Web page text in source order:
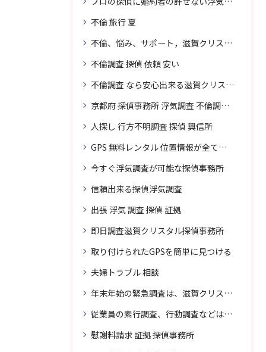
不倫 旅行 夏
不倫、悩み、サポート，滋賀クリスタル探偵
不倫調査 探偵 依頼 安い
不倫調査 なら安心出来る滋賀クリスタル探偵事務所へご依頼
京都府 探偵事務所 浮気調査 不倫調査 専門 無料相談
人探し 行方不明調査 探偵 興信所
GPS 無料レンタル 位置情報が全てわかります
今すぐ浮気調査が可能な探偵事務所
信頼出来る探偵浮気調査
出張 浮気 調査 探偵 証拠
即日調査滋賀クリスタル探偵事務所
取り付けられたGPSを簡単に見つける
夫婦トラブル 相談
年末年始の緊急調査は、滋賀クリスタル探偵事務所へご相談
従業員の素行調査、行動調査などは、滋賀クリスタル探偵事務所へまずは、ご相談
慰謝料請求 証拠 探偵事務所